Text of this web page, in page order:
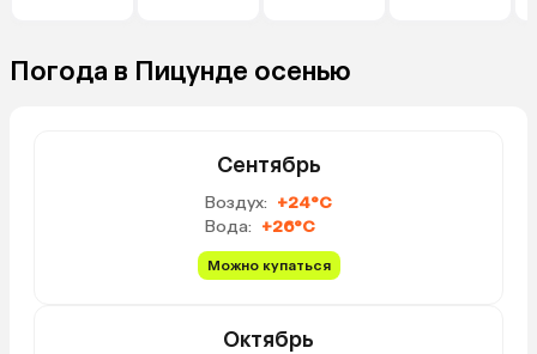
Погода в Пицунде осенью
Сентябрь
Воздух: +24°C
Вода: +26°C
Можно купаться
Октябрь